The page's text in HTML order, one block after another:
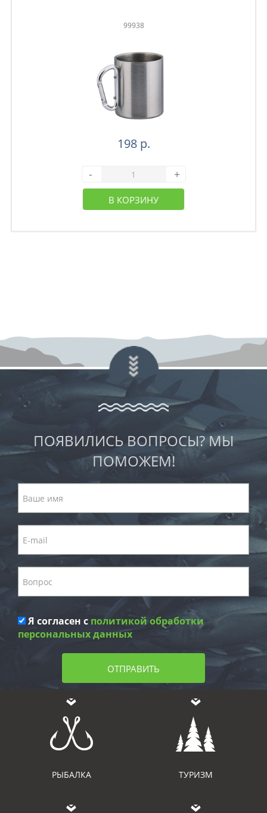
99938
198 р.
- +
В КОРЗИНУ
ПОЯВИЛИСЬ ВОПРОСЫ? МЫ
ПОМОЖЕМ!
Я согласен с политикой обработки
персональных данных
ОТПРАВИТЬ
РЫБАЛКА ТУРИЗМ